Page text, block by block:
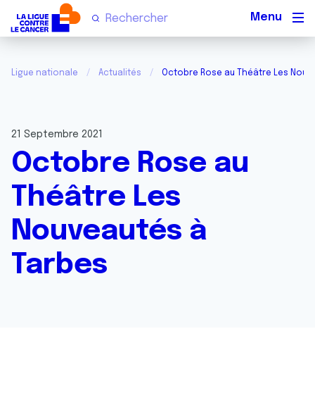
Ligue nationale Actualités Octobre Rose au Théâtre Les
21 Septembre 2021
Octobre Rose au
Théâtre Les
Nouveautés à
Tarbes